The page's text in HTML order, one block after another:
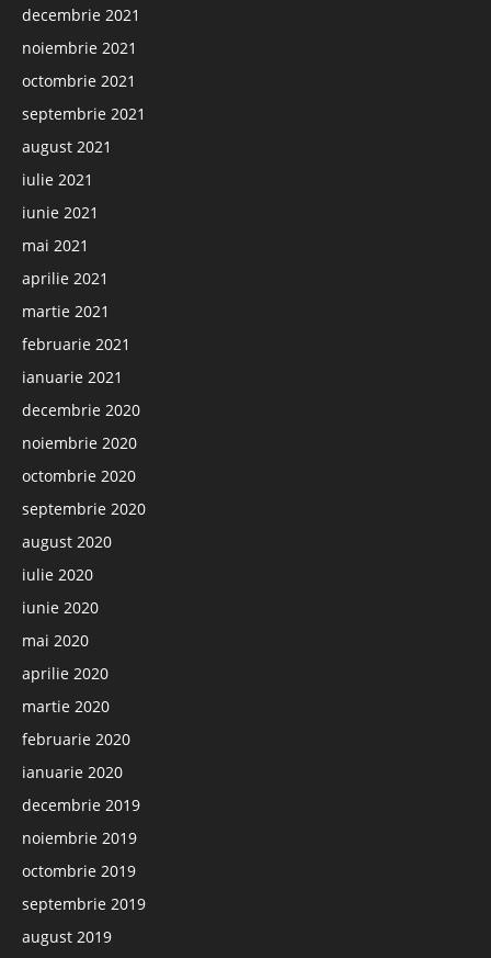
decembrie 2021
noiembrie 2021
octombrie 2021
septembrie 2021
august 2021
iulie 2021
iunie 2021
mai 2021
aprilie 2021
martie 2021
februarie 2021
ianuarie 2021
decembrie 2020
noiembrie 2020
octombrie 2020
septembrie 2020
august 2020
iulie 2020
iunie 2020
mai 2020
aprilie 2020
martie 2020
februarie 2020
ianuarie 2020
decembrie 2019
noiembrie 2019
octombrie 2019
septembrie 2019
august 2019